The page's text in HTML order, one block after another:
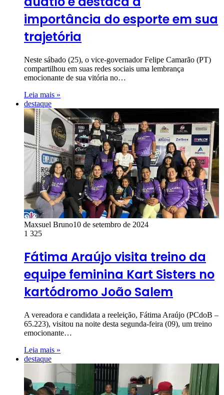
importância do esporte em sua
trajetória
Neste sábado (25), o vice-governador Felipe Camarão (PT)
compartilhou em suas redes sociais uma lembrança
emocionante de sua vitória no…
Leia mais »
destaque
Maxsuel Bruno10 de setembro de 2024
1 325
Fátima Araújo visita treino da
equipe feminina Kart Sisters no
kartódromo João Salem
A vereadora e candidata a reeleição, Fátima Araújo (PCdoB –
65.223), visitou na noite desta segunda-feira (09), um treino
emocionante…
Leia mais »
destaque